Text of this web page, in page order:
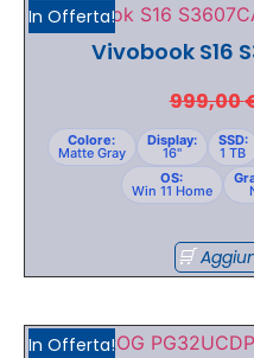
In Offerta!
Vivobook S16
999,00
Colore:
Matte Gray
Display:
16"
SSD:
1 TB
OS:
Win 11 Home
In Offerta!